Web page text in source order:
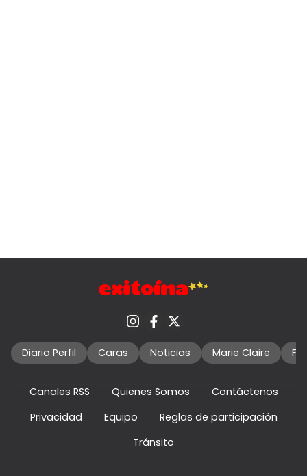
Diario Perfil Caras Noticias Marie Claire
Canales RSS Quienes Somos
Contáctenos
Privacidad
Equipo
Reglas de participación
Tránsito